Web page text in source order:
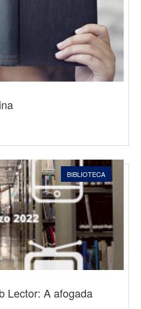
BIBLIOTECA
Lector: A afogada